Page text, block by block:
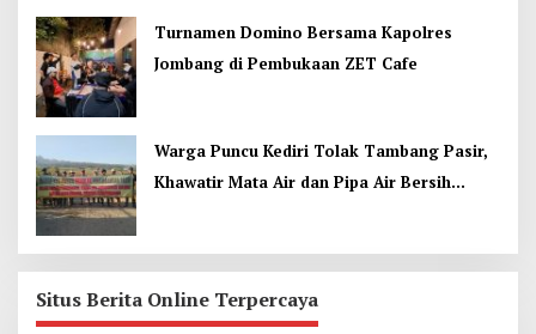
Turnamen Domino Bersama Kapolres
Jombang di Pembukaan ZET Cafe
Warga Puncu Kediri Tolak Tambang Pasir,
Khawatir Mata Air dan Pipa Air Bersih
Situs Berita Online Terpercaya